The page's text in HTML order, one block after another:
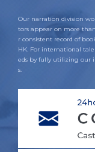
Our narration division
tors appear on more
r consistent record of
HK. For international
eds by fully utilizing our
s.